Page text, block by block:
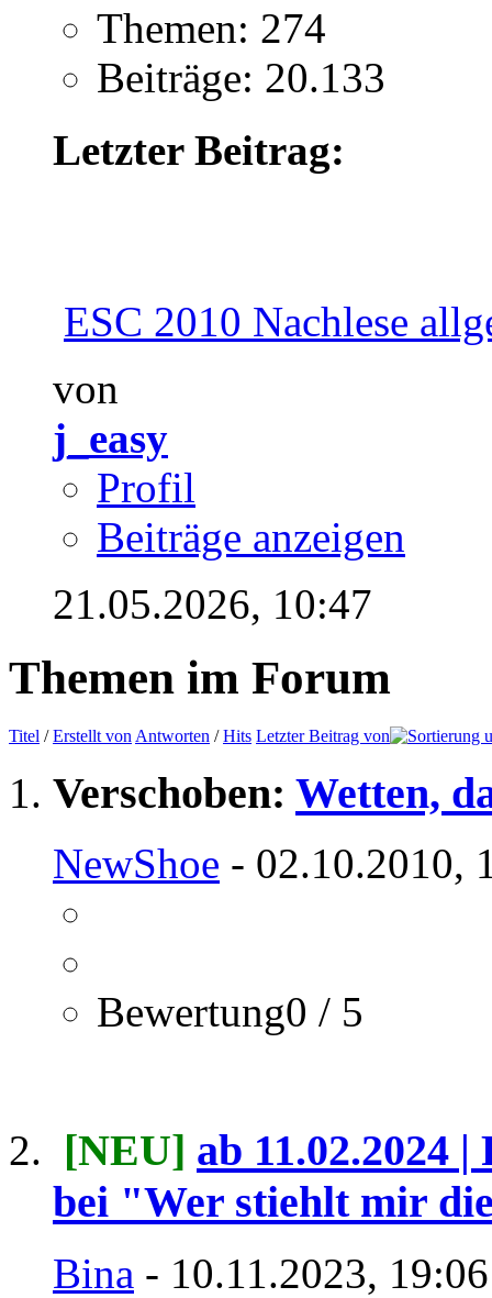
Themen: 274
Beiträge: 20.133
Letzter Beitrag:
ESC 2010 Nachlese
von
j_easy
Profil
Beiträge anzeigen
21.05.2026, 10:47
Themen im Forum
Titel /Erstellt von Antworten /Hits Letzter Beitrag von
Verschoben: Wetten,
NewShoe - 02.10.2010,
Bewertung0 / 5
[NEU] ab 11.02.2024
bei "Wer stiehlt mir
Bina - 10.11.2023,